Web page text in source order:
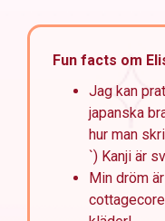
Fun facts om
Jag kan
japanska
hur man
`) Kanji är
Min dröm